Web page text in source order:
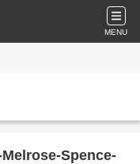
MENU
Spence-